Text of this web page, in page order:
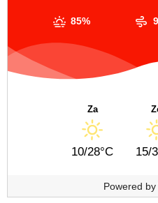
85%
Za
10/28°C 15/
Powered by